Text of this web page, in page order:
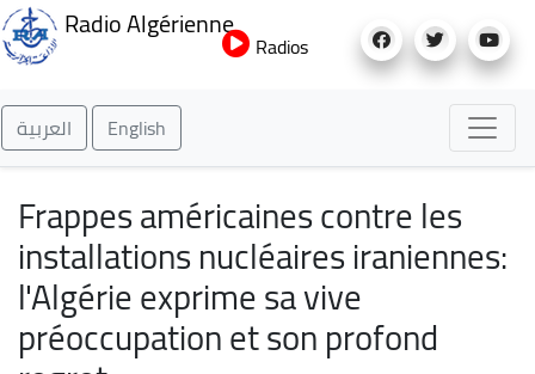
au
Radio Algérienne
Radios
العربية English
Frappes américaines contre les
installations nucléaires iraniennes:
l'Algérie exprime sa vive
préoccupation et son profond